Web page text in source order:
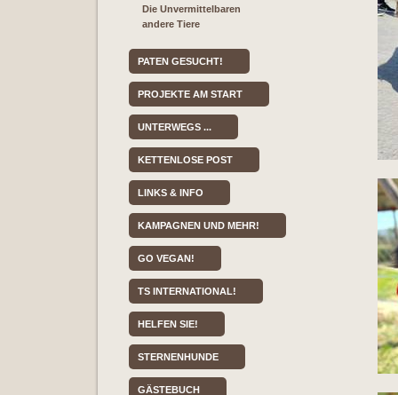
Die Unvermittelbaren
andere Tiere
PATEN GESUCHT!
PROJEKTE AM START
UNTERWEGS ...
KETTENLOSE POST
LINKS & INFO
KAMPAGNEN UND MEHR!
GO VEGAN!
TS INTERNATIONAL!
HELFEN SIE!
STERNENHUNDE
GÄSTEBUCH